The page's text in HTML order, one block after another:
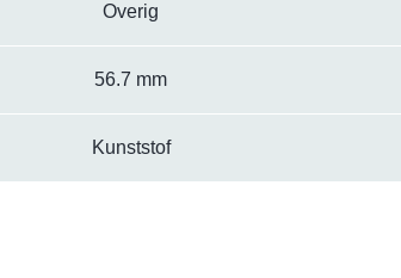
Overig
56.7 mm
Kunststof